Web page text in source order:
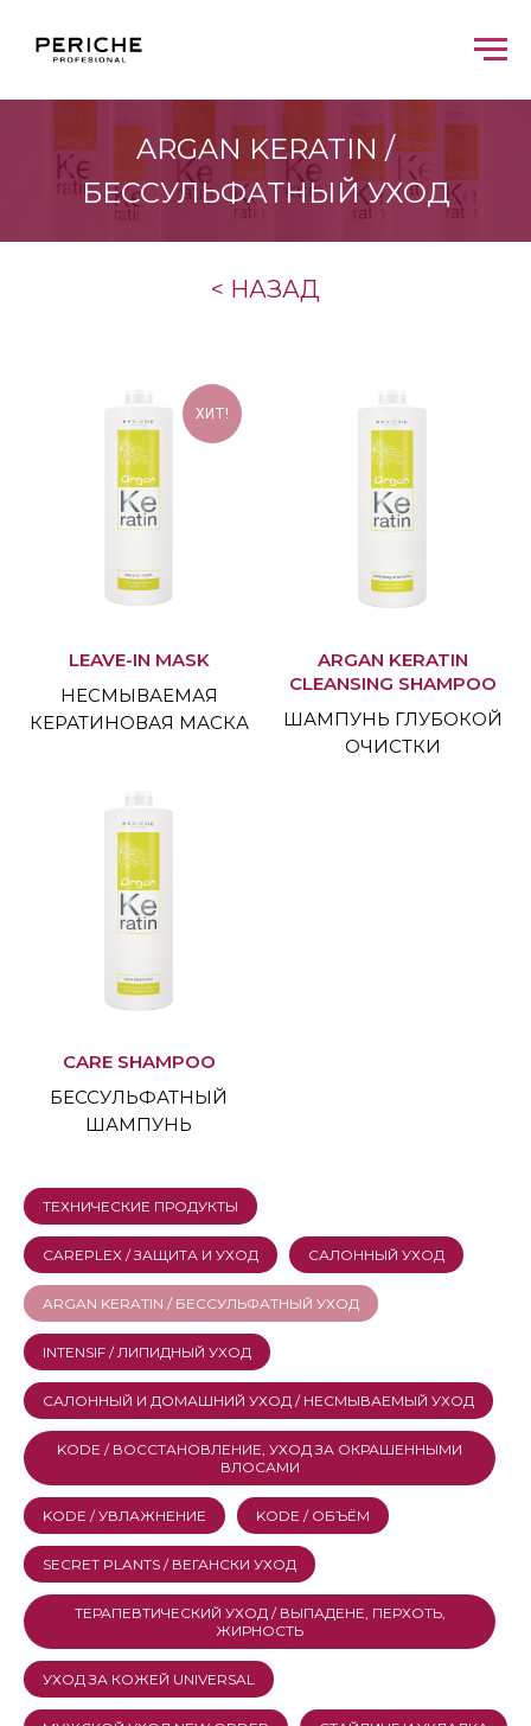
ARGAN KERATIN /
БЕССУЛЬФАТНЫЙ УХОД
< НАЗАД
ХИТ!
LEAVE-IN MASK
НЕСМЫВАЕМАЯ
КЕРАТИНОВАЯ МАСКА
ARGAN KERATIN
CLEANSING SHAMPOO
ШАМПУНЬ ГЛУБОКОЙ
ОЧИСТКИ
CARE SHAMPOO
БЕССУЛЬФАТНЫЙ
ШАМПУНЬ
ТЕХНИЧЕСКИЕ ПРОДУКТЫ
CAREPLEX / ЗАЩИТА И УХОД САЛОННЫЙ УХОД
ARGAN KERATIN / БЕССУЛЬФАТНЫЙ УХОД
INTENSIF / ЛИПИДНЫЙ УХОД
САЛОННЫЙ И ДОМАШНИЙ УХОД / НЕСМЫВАЕМЫЙ УХОД
KODE / ВОССТАНОВЛЕНИЕ, УХОД ЗА ОКРАШЕННЫМИ
ВЛОСАМИ
KODE / УВЛАЖНЕНИЕ KODE / ОБЪЁМ
SECRET PLANTS / ВЕГАНСКИ УХОД
ТЕРАПЕВТИЧЕСКИЙ УХОД / ВЫПАДЕНЕ, ПЕРХОТЬ,
ЖИРНОСТЬ
УХОД ЗА КОЖЕЙ UNIVERSAL